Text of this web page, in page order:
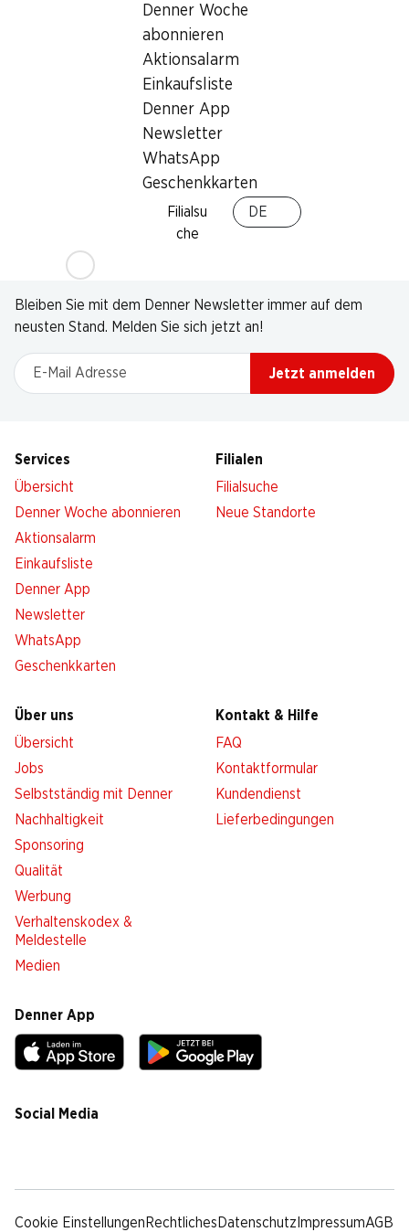
Denner Woche
abonnieren
Aktionsalarm
Einkaufsliste
Denner App
Newsletter
WhatsApp
Geschenkkarten
Filialsu
che
DE
Newsletter
Bleiben Sie mit dem Denner Newsletter immer auf dem
neusten Stand. Melden Sie sich jetzt an!
E-Mail Adresse
Jetzt anmelden
Services
Übersicht
Denner Woche abonnieren
Aktionsalarm
Einkaufsliste
Denner App
Newsletter
WhatsApp
Geschenkkarten
Filialen
Filialsuche
Neue Standorte
Über uns
Übersicht
Jobs
Selbstständig mit Denner
Nachhaltigkeit
Sponsoring
Qualität
Werbung
Verhaltenskodex &
Meldestelle
Medien
Kontakt & Hilfe
FAQ
Kontaktformular
Kundendienst
Lieferbedingungen
Denner App
Social Media
Cookie Einstellungen Rechtliches Datenschutz ImpressumAGB